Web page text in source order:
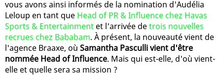
vous avons ainsi informés de la nomination d'Audélia
Leloup en tant que Head of PR & Influence chez Havas
Sports & Entertainment et l'arrivée detrois nouvelles
recrues chez Bababam. À présent, la nouveauté vient de
l'agence Braaxe, où Samantha Pasculli vient d'être
nommée Head of Influence. Mais qui est-elle, d'où vient-
elle et quelle sera sa mission ?